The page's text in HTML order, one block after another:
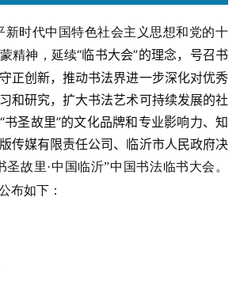
新时代中国特色社会主义思想和党的十
精神，延续“临书大会”的理念，号召书
正创新，推动书法界进一步深化对优秀
和研究，扩大书法艺术可持续发展的社
书圣故里”的文化品牌和专业影响力、知
传媒有限责任公司、临沂市人民政府决
圣故里·中国临沂”中国书法临书大会。
布如下：